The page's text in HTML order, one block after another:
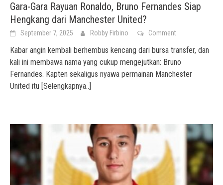
Gara-Gara Rayuan Ronaldo, Bruno Fernandes Siap
Hengkang dari Manchester United?
September 7, 2025 Robby Firbino Comment
Kabar angin kembali berhembus kencang dari bursa transfer, dan
kali ini membawa nama yang cukup mengejutkan: Bruno
Fernandes. Kapten sekaligus nyawa permainan Manchester
United itu [Selengkapnya..]